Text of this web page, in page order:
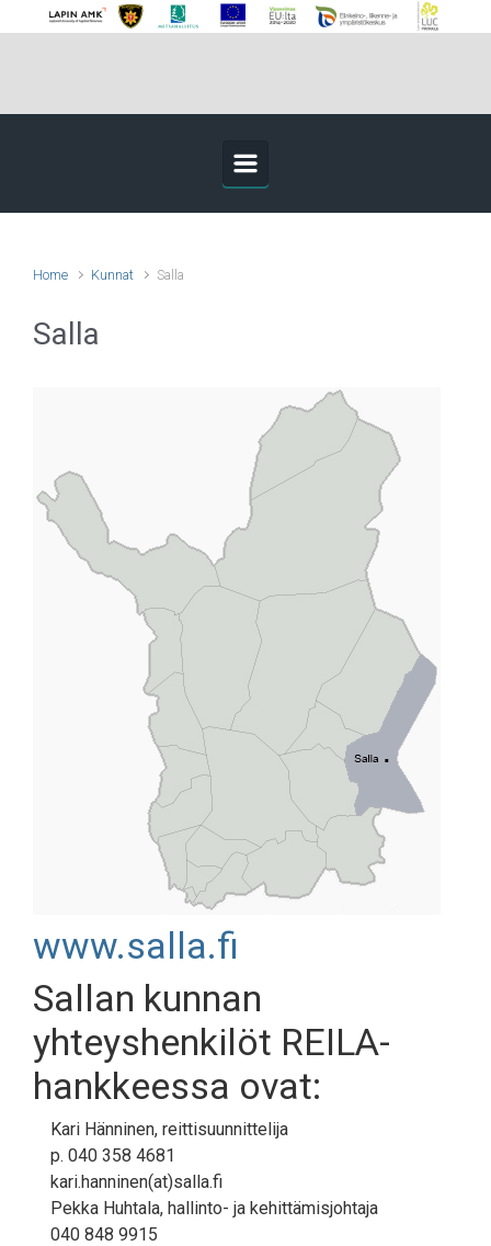
Skip to main content
Home Kunnat Salla
Salla
www.salla.fi
Sallan kunnan
yhteyshenkilöt REILA-
hankkeessa ovat:
Kari Hänninen, reittisuunnittelija
p. 040 358 4681
kari.hanninen(at)salla.fi
Pekka Huhtala, hallinto- ja kehittämisjohtaja
040 848 9915